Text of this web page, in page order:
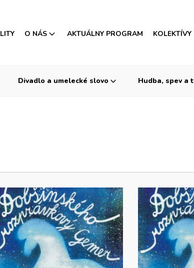
O NÁS AKTUÁLNY PROGRAM KOLEKTÍVY
Divadlo a umelecké slovo Hudba, spev a